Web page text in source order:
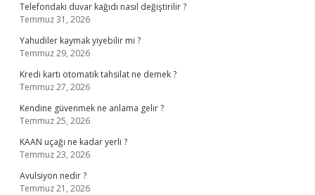
Telefondaki duvar kağıdı nasıl değiştirilir ?
Temmuz 31, 2026
Yahudiler kaymak yiyebilir mi ?
Temmuz 29, 2026
Kredi kartı otomatik tahsilat ne demek ?
Temmuz 27, 2026
Kendine güvenmek ne anlama gelir ?
Temmuz 25, 2026
KAAN uçağı ne kadar yerli ?
Temmuz 23, 2026
Avulsiyon nedir ?
Temmuz 21, 2026